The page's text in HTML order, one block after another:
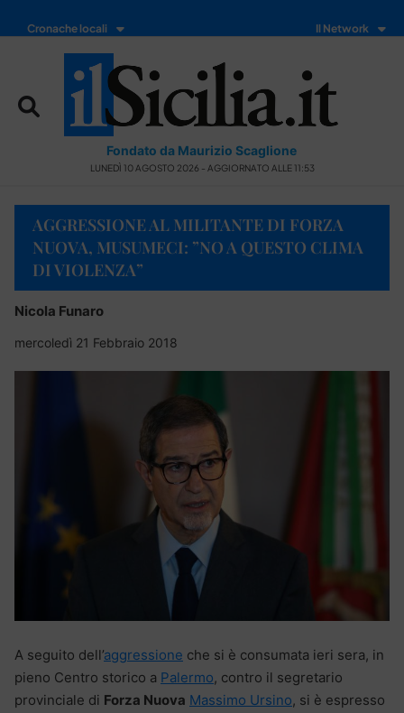
Cronache locali Il Network
Fondato da Maurizio Scaglione
LUNEDÌ 10 AGOSTO 2026 - AGGIORNATO ALLE 11:53
AGGRESSIONE AL MILITANTE DI FORZA
NUOVA, MUSUMECI: ”NO A QUESTO CLIMA
DI VIOLENZA”
Nicola Funaro
mercoledì 21 Febbraio 2018
A seguito dell’aggressione che si è consumata ieri sera, in
pieno Centro storico a Palermo, contro il segretario
provinciale di Forza Nuova Massimo Ursino, si è espresso